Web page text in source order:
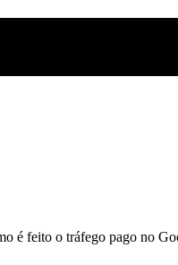
é feito o tráfego pago no